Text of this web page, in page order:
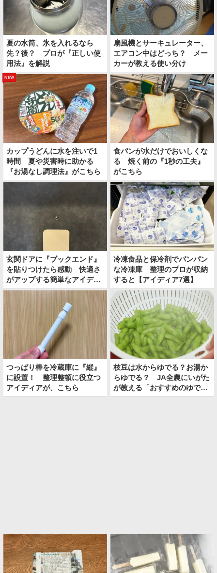
夏の水筒、氷を入れるなら
先？後？ プロが『正しい使
用法』を解説
扇風機とサーキュレーター、
エアコン中はどっち？ メー
カーが教える使い分け
new
カップうどんに水を注いで1
時間 夏や災害時に助かる
『お湯なし調理法』がこちら
食パンが水だけでおいしくな
る 焼く前の『1秒の工夫』
がこちら
玄関ドアに『ブックエンド』
を貼りつけたら感動 快適さ
がアップする簡単なアイディ
アとは
冷凍食品と保冷剤でパンパン
な冷凍庫 整理のプロが収納
すると【アイディア7選】
つっぱり棒を冷蔵庫に『縦』
に設置！ 整理整頓に役立つ
アイディアが、こちら
枝豆は水からゆでる？お湯か
らゆでる？ JA全農にいがた
が教える「おすすめのゆで
方」がこちら